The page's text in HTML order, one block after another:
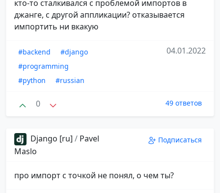
кто-то сталкивался с проблемой импортов в
джанге, с другой аппликации? отказывается
импортить ни вкакую
#backend
#django
#programming
#python
#russian
04.01.2022
0 49 ответов
Django [ru] / Pavel
Maslo
Подписаться
про импорт с точкой не понял, о чем ты?